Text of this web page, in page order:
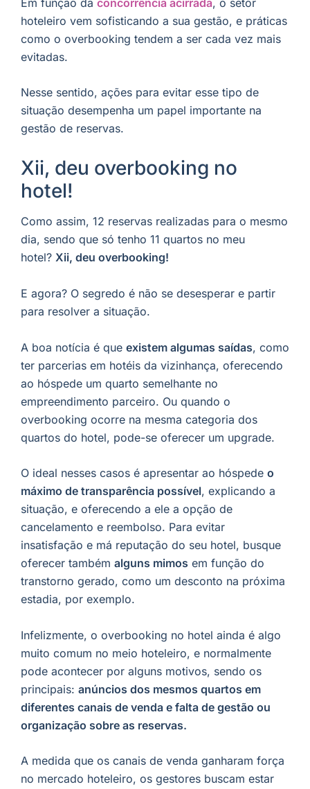
hoteleiro vem sofisticando a sua gestão, e práticas
como o overbooking tendem a ser cada vez mais
evitadas.
Nesse sentido, ações para evitar esse tipo de
situação desempenha um papel importante na
gestão de reservas.
Xii, deu overbooking no
hotel!
Como assim, 12 reservas realizadas para o mesmo
dia, sendo que só tenho 11 quartos no meu
hotel? Xii, deu overbooking!
E agora? O segredo é não se desesperar e partir
para resolver a situação.
A boa notícia é que existem algumas saídas, como
ter parcerias em hotéis da vizinhança, oferecendo
ao hóspede um quarto semelhante no
empreendimento parceiro. Ou quando o
overbooking ocorre na mesma categoria dos
quartos do hotel, pode-se oferecer um upgrade.
O ideal nesses casos é apresentar ao hóspede o
máximo de transparência possível, explicando a
situação, e oferecendo a ele a opção de
cancelamento e reembolso. Para evitar
insatisfação e má reputação do seu hotel, busque
oferecer também alguns mimos em função do
transtorno gerado, como um desconto na próxima
estadia, por exemplo.
Infelizmente, o overbooking no hotel ainda é algo
muito comum no meio hoteleiro, e normalmente
pode acontecer por alguns motivos, sendo os
principais: anúncios dos mesmos quartos em
diferentes canais de venda e falta de gestão ou
organização sobre as reservas.
A medida que os canais de venda ganharam força
no mercado hoteleiro, os gestores buscam estar